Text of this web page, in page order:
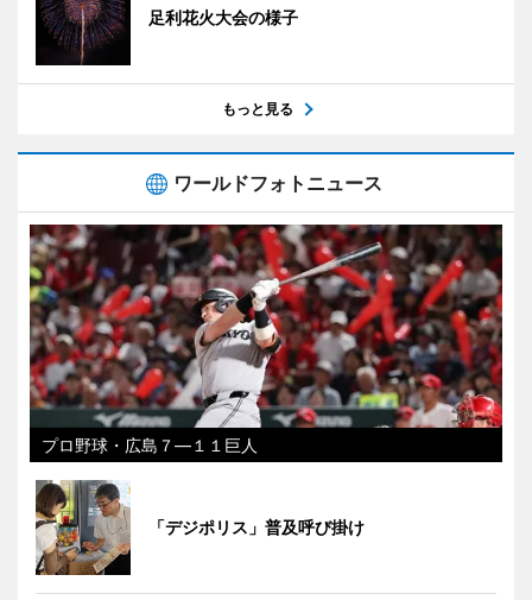
足利花火大会の様子
もっと見る
ワールドフォトニュース
プロ野球・広島７―１１巨人
「デジポリス」普及呼び掛け